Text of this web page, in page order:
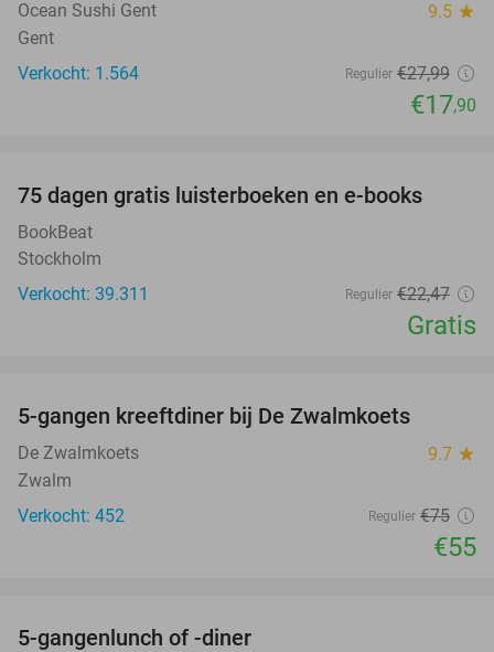
Ocean Sushi Gent 9.5 star
Gent
Verkocht: 1.564
Regulier €27,99
€17,90
75 dagen gratis luisterboeken en e-books
BookBeat
Stockholm
Verkocht: 39.311
Regulier €22,47
Gratis
5-gangen kreeftdiner bij De Zwalmkoets
De Zwalmkoets 9.7 star
Zwalm
Verkocht: 452
Regulier €75
€55
5-gangenlunch of -diner